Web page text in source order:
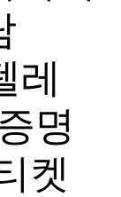
레
명
켓